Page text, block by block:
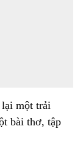
lại một trải
bài thơ, tập